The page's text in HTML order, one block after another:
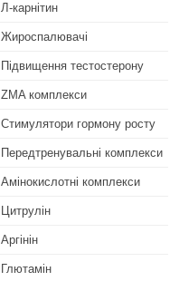
Л-карнітин
Жироспалювачі
Підвищення тестостерону
ZMA комплекси
Стимулятори гормону росту
Передтренувальні комплекси
Амінокислотні комплекси
Цитрулін
Аргінін
Глютамін